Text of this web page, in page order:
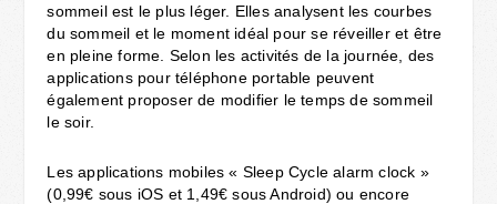
sommeil est le plus léger. Elles analysent les courbes
du sommeil et le moment idéal pour se réveiller et être
en pleine forme. Selon les activités de la journée, des
applications pour téléphone portable peuvent
également proposer de modifier le temps de sommeil
le soir.
Les applications mobiles « Sleep Cycle alarm clock »
(0,99€ sous iOS et 1,49€ sous Android) ou encore